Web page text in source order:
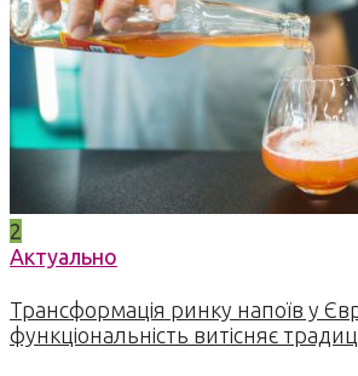
2
Актуально
Трансформація ринку напоїв у
функціональність витісняє